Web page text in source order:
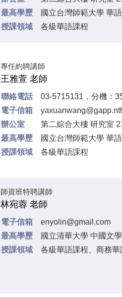
最高學歷
國立台灣師範大學 華
授課領域
各級華語課程
專任約聘講師
王雅萱 老師
聯絡電話
03-5715131，分機：
電子信箱
辦公室
第二綜合大樓 研究室
最高學歷
國立台灣師範大學 華
授課領域
各級華語課程
師資班特聘講師
林宛蓉 老師
電子信箱
enyolin@gmail.com
最高學歷
國立清華大學 中國文
授課領域
各級華語課程、商務